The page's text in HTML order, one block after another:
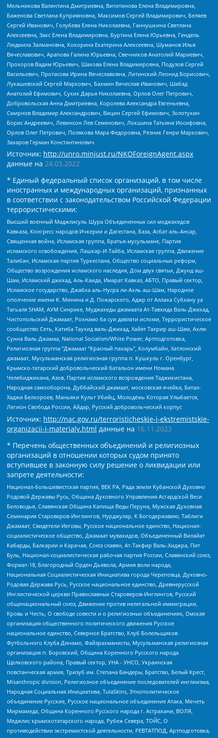
Мельникова Валентина Дмитриевна, Вититинова Елена Владимировна,
Баженова Светлана Куприяновна, Максимов Сергей Владимирович, Беляев
Сергей Иванович, Голубева Елена Николаевна, Ганнушкина Светлана
Алексеевна, Закс Елена Владимировна, Буртина Елена Юрьевна, Гендель
Людмила Залмановна, Кокорина Екатерина Алексеевна, Шуманов Илья
Вячеславович, Арапова Галина Юрьевна, Свечников Анатолий Мариевич,
Прохоров Вадим Юрьевич, Шахова Елена Владимировна, Подузов Сергей
Васильевич, Протасова Ирина Вячеславовна, Литинский Леонид Борисович,
Лукашевский Сергей Маркович, Бахмин Вячеслав Иванович, Шабад
Анатолий Ефимович, Сухих Дарья Николаевна, Орлов Олег Петрович,
Добровольская Анна Дмитриевна, Королева Александра Евгеньевна,
Смирнов Владимир Александрович, Вицин Сергей Ефимович, Золотухин
Борис Андреевич, Левинсон Лев Семенович, Локшина Татьяна Иосифовна,
Орлов Олег Петрович, Полякова Мара Федоровна, Резник Генри Маркович,
Захаров Герман Константинович
Источник: http://unro.minjust.ru/NKOForeignAgent.aspx
данные на 24.03.2022
* Единый федеральный список организаций, в том числе
иностранных и международных организаций, признанных
в соответствии с законодательством Российской Федерации
террористическими:
Высший военный Маджлисуль Шура Объединенных сил моджахедов
Кавказа, Конгресс народов Ичкерии и Дагестана, База, Асбат аль-Ансар,
Священная война, Исламская группа, Братья-мусульмане, Партия
исламского освобождения, Лашкар-И-Тайба, Исламская группа, Движение
Талибан, Исламская партия Туркестана, Общество социальных реформ,
Общество возрождения исламского наследия, Дом двух святых, Джунд аш-
Шам, Исламский джихад, Аль-Каида, Имарат Кавказ, АБТО, Правый сектор,
Исламское государство, Джабха аль-Нусра ли-Ахль аш-Шам, Народное
ополчение имени К. Минина и Д. Пожарского, Аджр от Аллаха Субхану уа
Тагьаля SHAM, АУМ Синрике, Муджахеды джамаата Ат-Тавхида Валь-Джихад,
Чистопольский Джамаат, Рохнамо ба суи давлати исломи, Террористическое
сообщество Сеть, Катиба Таухид валь-Джихад, Хайят Тахрир аш-Шам, Ахлю
Сунна Валь Джамаа, National Socialism/White Power, Артподготовка,
Религиозная группа “Джамаат “Красный пахарь”, Колумбайн, Хатлонский
джамаат, Мусульманская религиозная группа п. Кушкуль г. Оренбург,
Крымско-татарский добровольческий батальон имени Номана
Челебиджихана, Азов, Партия исламского возрождения Таджикистана,
Народная самооборона, Дуббайский джамаат, московская ячейка, Батал-
Хаджи Белхороев, Маньяки Культ Убийц, Молодёжь Которая Улыбается,
Легион Свобода России, Айдар, Русский добровольческий корпус
Источник: http://nac.gov.ru/terroristicheskie-i-ekstremistskie-
organizacii-i-materialy.html данные на 16.11.2023
* Перечень общественных объединений и религиозных
организаций в отношении которых судом принято
вступившее в законную силу решение о ликвидации или
запрете деятельности:
Национал-большевистская партия, ВЕК РА, Рада земли Кубанской Духовно
Родовой Державы Русь, Община Духовного Управления Асгардской Веси
Беловодья, Славянская Община Капища Веды Перуна, Мужская Духовная
Семинария Староверов-Инглингов, Нурджулар, К Богодержавию, Таблиги
Джамаат, Свидетели Иеговы, Русское национальное единство, Национал-
социалистическое общество, Джамаат мувахидов, Объединенный Вилайат
Кабарды, Балкарии и Карачая, Союз славян, Ат-Такфир Валь-Хиджра, Пит
Буль, Национал-социалистическая рабочая партия России, Славянский союз,
Формат-18, Благородный Орден Дьявола, Армия воли народа,
Национальная Социалистическая Инициатива города Череповца, Духовно-
Родовая Держава Русь, Русское национальное единство, Древнерусской
Инглистической церкви Православных Староверов-Инглингов, Русский
общенациональный союз, Движение против нелегальной иммиграции,
Кровь и Честь, О свободе совести и о религиозных объединениях, Омская
организация общественного политического движения Русское
национальное единство, Северное Братство, Клуб Болельщиков
Футбольного Клуба Динамо, Файзрахманисты, Мусульманская религиозная
организация п. Боровский, Община Коренного Русского народа
Щелковского района, Правый сектор, УНА - УНСО, Украинская
повстанческая армия, Тризуб им. Степана Бандеры, Братство, Белый Крест,
Misanthropic division, Религиозное объединение последователей инглиизма,
Народная Социальная Инициатива, TulaSkins, Этнополитическое
объединение Русские, Русское национальное объединение Атака, Мечеть
Мирмамеда, Община Коренного Русского народа г. Астрахани, ВОЛЯ,
Меджлис крымскотатарского народа, Рубеж Севера, ТОЙС, О
противодействии экстремистской деятельности, РЕВТАТПОД, Артподготовка,